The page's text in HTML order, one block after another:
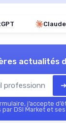
Claude
actualités
j’accepte
DSI Market et